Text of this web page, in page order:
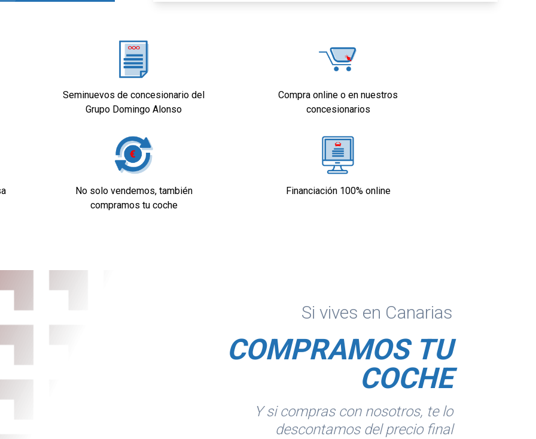
de
de un solo toque,
del motor
trasera de eje de
Seminuevos de concesionario del
Grupo Domingo Alonso
Compra online o en nuestros
concesionarios
No solo vendemos, también
compramos tu coche
Financiación 100% online
Si vives en Canarias
COMPRAMOS TU
COCHE
Y si compras con nosotros, te lo
descontamos del precio final